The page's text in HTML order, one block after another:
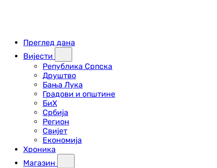
Преглед дана
Вијести
Република Српска
Друштво
Бања Лука
Градови и општине
БиХ
Србија
Регион
Свијет
Економија
Хроника
Магазин